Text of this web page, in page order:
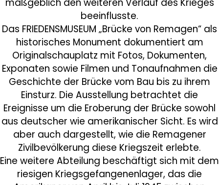
maßgeblich den weiteren Verlauf des Krieges
beeinflusste.
Das FRIEDENSMUSEUM „Brücke von Remagen“ als
historisches Monument dokumentiert am
Originalschauplatz mit Fotos, Dokumenten,
Exponaten sowie Filmen und Tonaufnahmen die
Geschichte der Brücke vom Bau bis zu ihrem
Einsturz. Die Ausstellung betrachtet die
Ereignisse um die Eroberung der Brücke sowohl
aus deutscher wie amerikanischer Sicht. Es wird
aber auch dargestellt, wie die Remagener
Zivilbevölkerung diese Kriegszeit erlebte.
Eine weitere Abteilung beschäftigt sich mit dem
riesigen Kriegsgefangenenlager, das die